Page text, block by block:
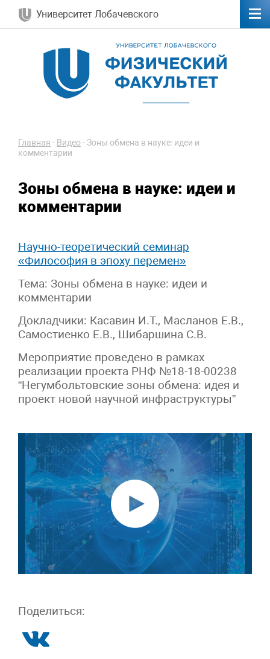
Университет Лобачевского
Главная - Видео -Зоны обмена в науке: идеи и
комментарии
Зоны обмена в науке: идеи и
комментарии
Научно-теоретический семинар
«Философия в эпоху перемен»
Тема: Зоны обмена в науке: идеи и
комментарии
Докладчики: Касавин И.Т., Масланов Е.В.,
Самостиенко Е.В., Шибаршина С.В.
Мероприятие проведено в рамках
реализации проекта РНФ №18-18-00238
“Негумбольтовские зоны обмена: идея и
проект новой научной инфраструктуры”
Поделиться: